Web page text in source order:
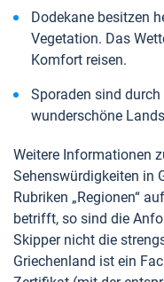
Dodekane besitzen
Vegetation. Das
Komfort reisen.
Sporaden sind
wunderschöne
Weitere Informationen
Sehenswürdigkeiten in
Rubriken „Regionen“
betrifft, so sind die
Skipper nicht die
Griechenland ist ein